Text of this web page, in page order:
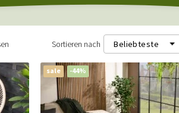
Sortieren nach Beliebteste
Beliebteste
Neueste
sale -44%